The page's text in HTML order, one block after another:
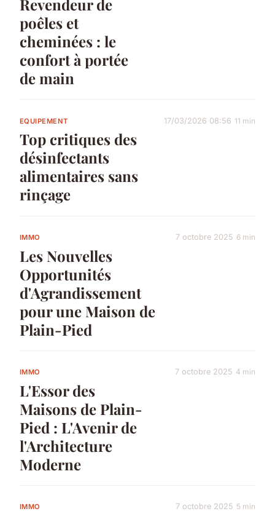
Revendeur de
poêles et
cheminées : le
confort à portée
de main
EQUIPEMENT
Top critiques des
désinfectants
alimentaires sans
rinçage
17/03/2026 08:56 11 min
IMMO
Les Nouvelles
Opportunités
d'Agrandissement
pour une Maison de
Plain-Pied
7 octobre 2025 6 min
IMMO
L'Essor des
Maisons de Plain-
Pied : L'Avenir de
l'Architecture
Moderne
7 octobre 2025 4 min
IMMO 7 octobre 2025 5 min